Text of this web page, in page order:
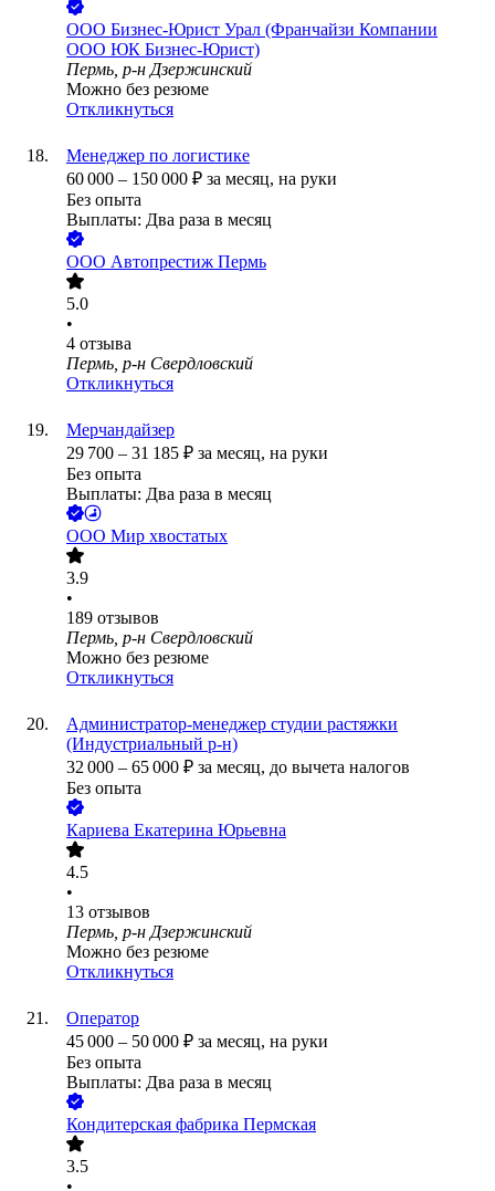
ООО Бизнес-Юрист Урал (Франчайзи Компании
ООО ЮК Бизнес-Юрист)
Пермь, р-н Дзержинский
Можно без резюме
Откликнуться
Менеджер по логистике
60 000 – 150 000 ₽ за месяц, на руки
Без опыта
Выплаты: Два раза в месяц
ООО Автопрестиж Пермь
5.0
•
4 отзыва
Пермь, р-н Свердловский
Откликнуться
Мерчандайзер
29 700 – 31 185 ₽ за месяц, на руки
Без опыта
Выплаты: Два раза в месяц
ООО Мир хвостатых
3.9
•
189 отзывов
Пермь, р-н Свердловский
Можно без резюме
Откликнуться
Администратор-менеджер студии растяжки
(Индустриальный р-н)
32 000 – 65 000 ₽ за месяц, до вычета налогов
Без опыта
Кариева Екатерина Юрьевна
4.5
•
13 отзывов
Пермь, р-н Дзержинский
Можно без резюме
Откликнуться
Оператор
45 000 – 50 000 ₽ за месяц, на руки
Без опыта
Выплаты: Два раза в месяц
Кондитерская фабрика Пермская
3.5
•